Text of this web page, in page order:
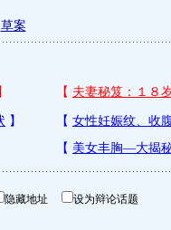
草案
隐藏地址 设为辩论话题